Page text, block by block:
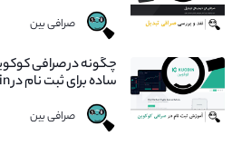
صرافی بین
ساده برای ثبت نام در Kucoin
صرافی بین